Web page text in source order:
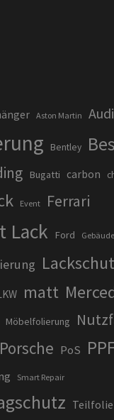
Aston Martin Audi
Bentley
Bugatti carbon
Event Ferrari
Lack Ford
matt
Möbelfolierung
Porsche PoS
Smart Repair